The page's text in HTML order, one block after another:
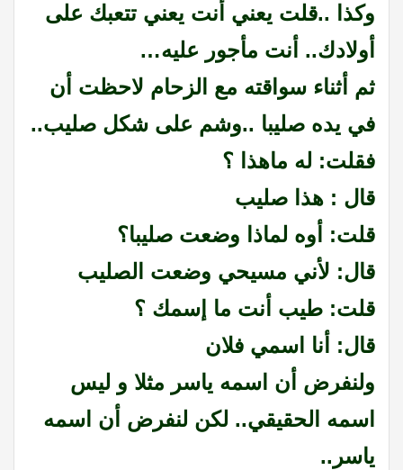
وكذا ..قلت يعني أنت يعني تتعبك على
أولادك.. أنت مأجور عليه…
ثم أثناء سواقته مع الزحام لاحظت أن
في يده صليبا ..وشم على شكل صليب..
فقلت: له ماهذا ؟
قال : هذا صليب
قلت: أوه لماذا وضعت صليبا؟
قال: لأني مسيحي وضعت الصليب
قلت: طيب أنت ما إسمك ؟
قال: أنا اسمي فلان
ولنفرض أن اسمه ياسر مثلا و ليس
اسمه الحقيقي.. لكن لنفرض أن اسمه
ياسر..